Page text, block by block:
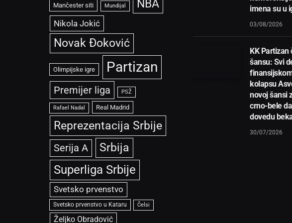
Mančester siti Mundijal NBA
Nikola Jokić
Novak Đoković
Olimpijske igre Partizan
Premijer liga PSŽ
Rafael Nadal Real Madrid
Reprezentacija Srbije
Serija A Srbija
Superliga Srbije
Svetsko prvenstvo
Svetsko prvenstvo u Kataru Čelsi
Željko Obradović
imena su u
03/08/2026
KK Partizan
šansu: Svi
kolapsu
novoj šansi
crno-bele da
dovedu
30/07/2026